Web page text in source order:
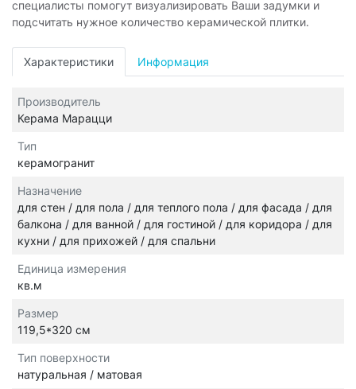
специалисты помогут визуализировать Ваши задумки и
подсчитать нужное количество керамической плитки.
Характеристики Информация
Производитель
Керама Марацци
Тип
керамогранит
Назначение
для стен / для пола / для теплого пола / для фасада / для
балкона / для ванной / для гостиной / для коридора / для
кухни / для прихожей / для спальни
Единица измерения
кв.м
Размер
119,5*320 см
Тип поверхности
натуральная / матовая